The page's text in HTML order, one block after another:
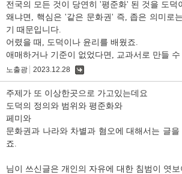
전국의 모든 것이 당연히 '평준화' 된 것을 도덕
왜냐면, 핵심은 '같은 문화권' 즉, 좁은 의미로
기 때문입니다.
어렸을 때, 도덕이나 윤리를 배웠죠.
애매하거나 기준이 없었다면, 교과서로 만들
노출광 2023.12.28
주제가 또 이상한곳으로 가고있는데요
도덕의 정의와 범위와 평준화와
페미와
문화권과 나라와 차별과 혐오에 대해서는 글
죠.
님이 쓰신글은 개인의 자유에 대한 침범이 엿보